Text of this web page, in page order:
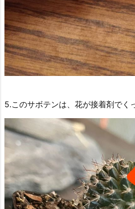
5.このサボテンは、花が接着剤でく